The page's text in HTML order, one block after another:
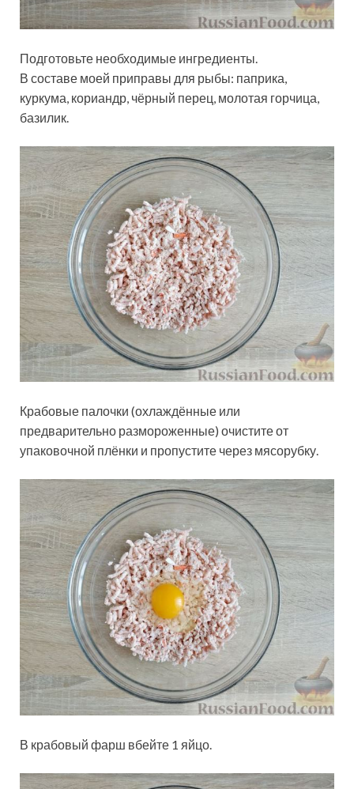
Подготовьте необходимые ингредиенты.
В составе моей приправы для рыбы: паприка,
куркума, кориандр, чёрный перец, молотая горчица,
базилик.
Крабовые палочки (охлаждённые или
предварительно размороженные) очистите от
упаковочной плёнки и пропустите через мясорубку.
В крабовый фарш вбейте 1 яйцо.